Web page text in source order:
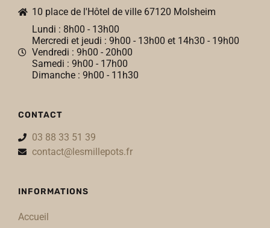
10 place de l'Hôtel de ville 67120 Molsheim
Lundi : 8h00 - 13h00
Mercredi et jeudi : 9h00 - 13h00 et 14h30 - 19h00
Vendredi : 9h00 - 20h00
Samedi : 9h00 - 17h00
Dimanche : 9h00 - 11h30
CONTACT
03 88 33 51 39
contact@lesmillepots.fr
INFORMATIONS
Accueil